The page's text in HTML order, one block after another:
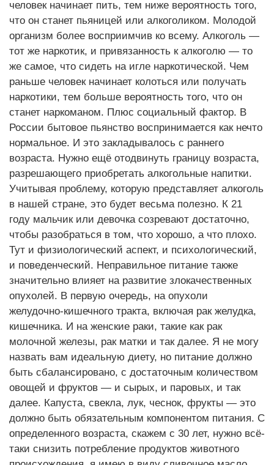
человек начинает пить, тем ниже вероятность того,
что он станет пьяницей или алкоголиком. Молодой
организм более восприимчив ко всему. Алкоголь —
тот же наркотик, и привязанность к алкоголю — то
же самое, что сидеть на игле наркотической. Чем
раньше человек начинает колоться или получать
наркотики, тем больше вероятность того, что он
станет наркоманом. Плюс социальный фактор. В
России бытовое пьянство воспринимается как нечто
нормальное. И это закладывалось с раннего
возраста. Нужно ещё отодвинуть границу возраста,
разрешающего приобретать алкогольные напитки.
Учитывая проблему, которую представляет алкоголь
в нашей стране, это будет весьма полезно. К 21
году мальчик или девочка созревают достаточно,
чтобы разобраться в том, что хорошо, а что плохо.
Тут и физиологический аспект, и психологический,
и поведенческий. Неправильное питание также
значительно влияет на развитие злокачественных
опухолей. В первую очередь, на опухоли
желудочно-кишечного тракта, включая рак желудка,
кишечника. И на женские раки, такие как рак
молочной железы, рак матки и так далее. Я не могу
назвать вам идеальную диету, но питание должно
быть сбалансировано, с достаточным количеством
овощей и фруктов — и сырых, и паровых, и так
далее. Капуста, свекла, лук, чеснок, фрукты — это
должно быть обязательным компонентом питания. С
определенного возраста, скажем с 30 лет, нужно всё-
таки снизить потребление продуктов животного